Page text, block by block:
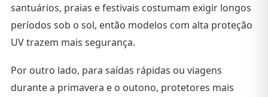
santuários, praias e festivais costumam exigir longos
períodos sob o sol, então modelos com alta proteção
UV trazem mais segurança.
Por outro lado, para saídas rápidas ou viagens
durante a primavera e o outono, protetores mais